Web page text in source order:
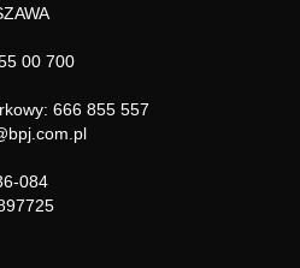
00 700
666 855 557
084